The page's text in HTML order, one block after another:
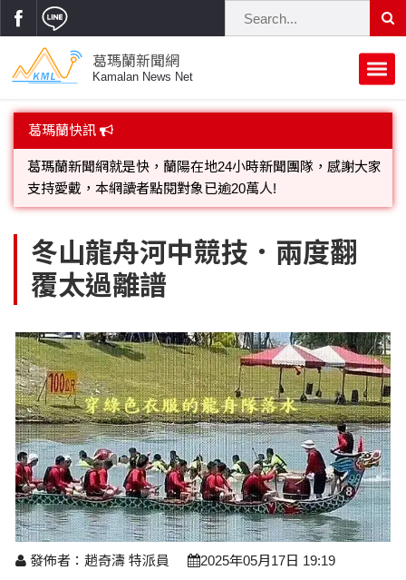
葛瑪蘭新聞網
Kamalan News Net
首頁
蘭陽大代誌
府會議題
街坊大小事
交通警消
地方大小事
校園動態
原住民動態
軍事新聞
立法院
黨政新聞
選舉新聞
總統大選
縣市長選舉
議員民代選舉
鄉鎮長村里長選舉
五合一選舉
溫馨關懷
公益行善
溫馨關懷
民俗薪傳
藝文展覽
專題講座
話說文史
水色流光映城東～名家齊聚展藝風
時尚你我他
休閒旅遊
時尚行業
美食料理
景點介紹
醫療養生
醫藥新訊
衞生保健
【博愛醫療公益服務隊】專欄
產業科技
科技新知
產業招商
我要爆料
網友爆料
檢舉投訴
活動專頁
讀者投稿
葛瑪蘭快訊
葛瑪蘭新聞網就是快，蘭陽在地24小時新聞團隊，感謝大家
支持愛戴，本網讀者點閱對象已逾20萬人!
網;詳洽各記者或聯繫：0910-259565洽詢。
冬山龍舟河中競技．兩度翻
覆太過離譜
發佈者：趙奇濤 特派員 2025年05月17日 19:19